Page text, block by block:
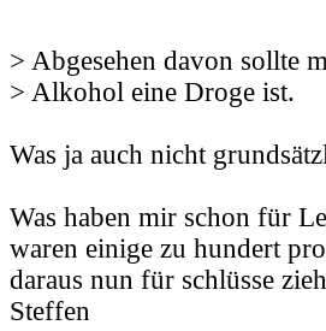
> Abgesehen davon sollte
> Alkohol eine Droge ist.
Was ja auch nicht
Was haben mir schon für
waren einige zu hundert
daraus nun für schlüsse
Steffen